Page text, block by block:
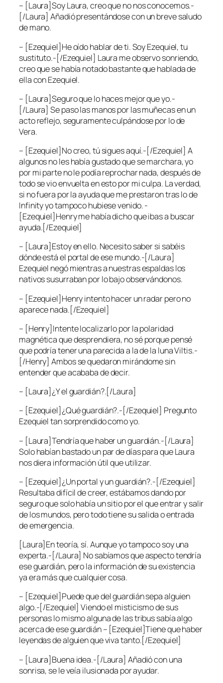
– [Laura]Soy Laura, creo que no nos conocemos.-
[/Laura] Añadió presentándose con un breve saludo
de mano.
– [Ezequiel]He oído hablar de ti. Soy Ezequiel, tu
sustituto.-[/Ezequiel] Laura me observo sonriendo,
creo que se había notado bastante que hablada de
ella con Ezequiel.
– [Laura]Seguro que lo haces mejor que yo.-
[/Laura] Se paso las manos por las muñecas en un
acto reflejo, seguramente culpándose por lo de
Vera.
– [Ezequiel]No creo, tú sigues aquí.-[/Ezequiel] A
algunos no les había gustado que se marchara, yo
por mi parte no le podía reprochar nada, después de
todo se vio envuelta en esto por mi culpa. La verdad,
si no fuera por la ayuda que me prestaron tras lo de
Infinity yo tampoco hubiese venido. -
[Ezequiel]Henry me había dicho que ibas a buscar
ayuda.[/Ezequiel]
– [Laura]Estoy en ello. Necesito saber si sabéis
dónde está el portal de ese mundo.-[/Laura]
Ezequiel negó mientras a nuestras espaldas los
nativos susurraban por lo bajo observándonos.
– [Ezequiel]Henry intento hacer un radar pero no
aparece nada.[/Ezequiel]
– [Henry]Intente localizarlo por la polaridad
magnética que desprendiera, no sé porque pensé
que podría tener una parecida a la de la luna Viltis.-
[/Henry] Ambos se quedaron mirándome sin
entender que acababa de decir.
– [Laura]¿Y el guardián?.[/Laura]
– [Ezequiel]¿Qué guardián?.-[/Ezequiel] Pregunto
Ezequiel tan sorprendido como yo.
– [Laura]Tendría que haber un guardián.-[/Laura]
Solo habían bastado un par de días para que Laura
nos diera información útil que utilizar.
– [Ezequiel]¿Un portal y un guardián?.-[/Ezequiel]
Resultaba difícil de creer, estábamos dando por
seguro que solo había un sitio por el que entrar y salir
de los mundos, pero todo tiene su salida o entrada
de emergencia.
[Laura]En teoría, sí. Aunque yo tampoco soy una
experta.-[/Laura] No sabíamos que aspecto tendría
ese guardián, pero la información de su existencia
ya era más que cualquier cosa.
– [Ezequiel]Puede que del guardián sepa alguien
algo.-[/Ezequiel] Viendo el misticismo de sus
personas lo mismo alguna de las tribus sabía algo
acerca de ese guardián – [Ezequiel]Tiene que haber
leyendas de alguien que viva tanto.[/Ezequiel]
– [Laura]Buena idea.-[/Laura] Añadió con una
sonrisa, se le veía ilusionada por ayudar.